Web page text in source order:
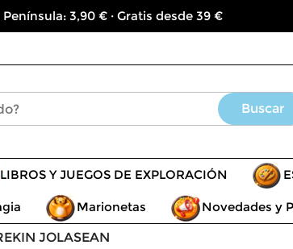
Península: 3,90 € · Gratis desde 39 €
Buscar
LIBROS Y JUEGOS DE EXPLORACIÓN
Marionetas
Novedades y
JOLASEAN